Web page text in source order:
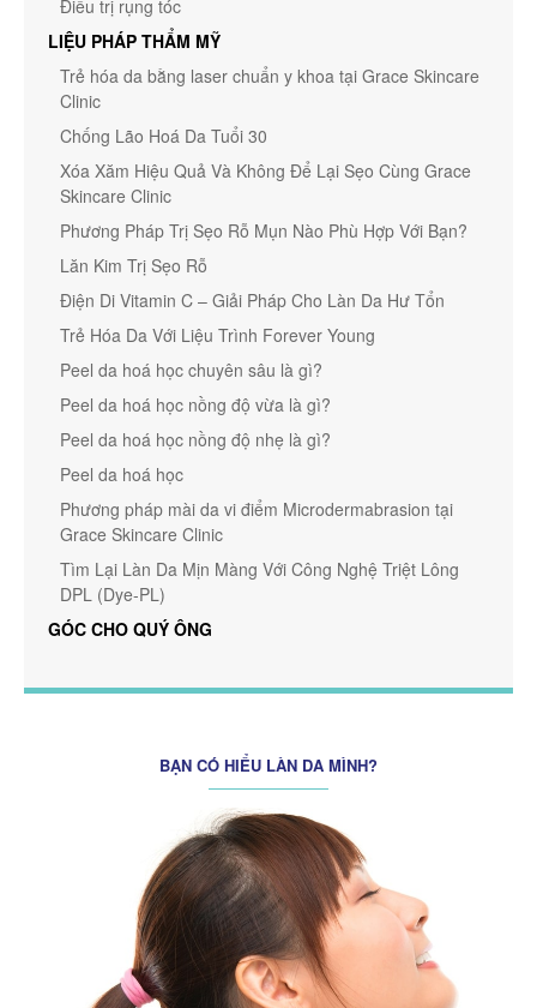
Điều trị rụng tóc
LIỆU PHÁP THẨM MỸ
Trẻ hóa da bằng laser chuẩn y khoa tại Grace Skincare
Clinic
Chống Lão Hoá Da Tuổi 30
Xóa Xăm Hiệu Quả Và Không Để Lại Sẹo Cùng Grace
Skincare Clinic
Phương Pháp Trị Sẹo Rỗ Mụn Nào Phù Hợp Với Bạn?
Lăn Kim Trị Sẹo Rỗ
Điện Di Vitamin C – Giải Pháp Cho Làn Da Hư Tổn
Trẻ Hóa Da Với Liệu Trình Forever Young
Peel da hoá học chuyên sâu là gì?
Peel da hoá học nồng độ vừa là gì?
Peel da hoá học nồng độ nhẹ là gì?
Peel da hoá học
Phương pháp mài da vi điểm Microdermabrasion tại
Grace Skincare Clinic
Tìm Lại Làn Da Mịn Màng Với Công Nghệ Triệt Lông
DPL (Dye-PL)
GÓC CHO QUÝ ÔNG
BẠN CÓ HIỂU LÀN DA MÌNH?